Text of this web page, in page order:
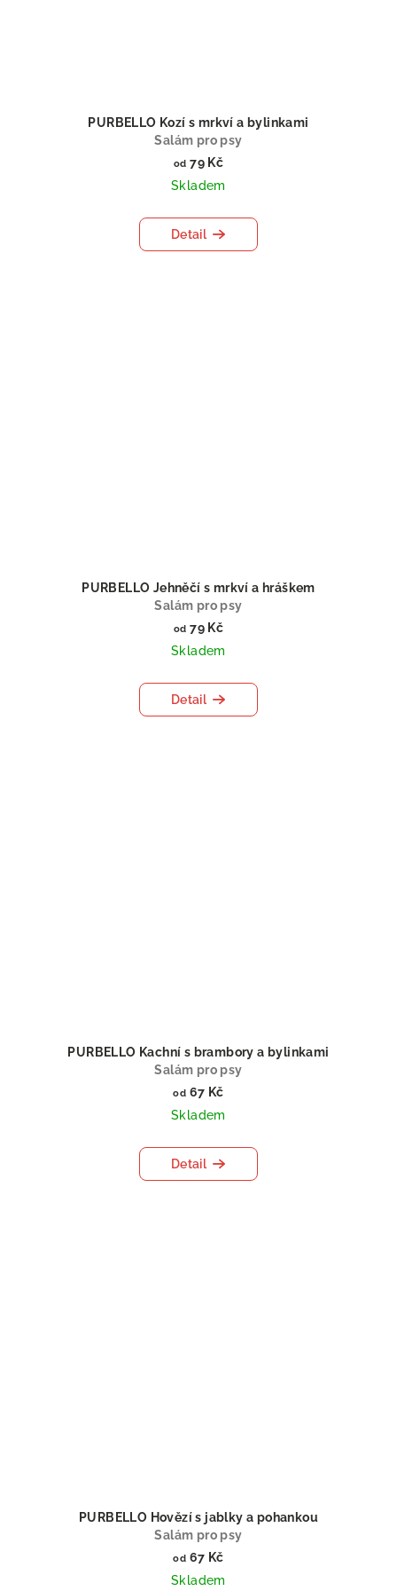
PURBELLO Kozí s mrkví a bylinkami
Salám pro psy
od 79 Kč
Skladem
Detail
PURBELLO Jehněčí s mrkví a hráškem
Salám pro psy
od 79 Kč
Skladem
Detail
PURBELLO Kachní s brambory a bylinkami
Salám pro psy
od 67 Kč
Skladem
Detail
PURBELLO Hovězí s jablky a pohankou
Salám pro psy
od 67 Kč
Skladem